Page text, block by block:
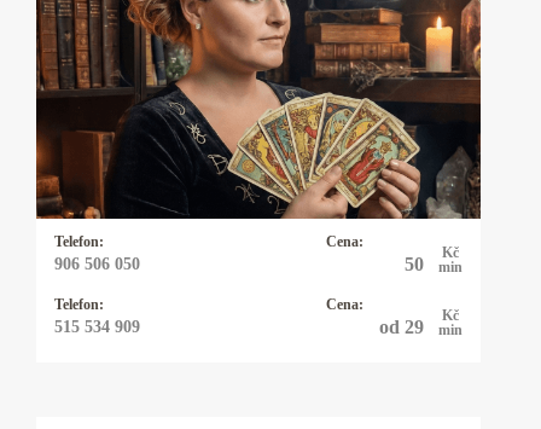
Telefon:
906 506 050
Cena:
50
Kč
min
Telefon:
515 534 909
Cena:
od 29
Kč
min
Karty, astrologie, numerologie, výklad snů,
psychomagie. Vysoká pravděpodobnost věštby.
Baví mne taje lidské duše a tím se zabývám
snad čtyřicet let. I když hovořím plynně
anglicky, německy, polsky a domluvím se
vcelku slušně i francouzsky, řeknu vám to, co
mi karty ukazují a moc se s tím nemažu.